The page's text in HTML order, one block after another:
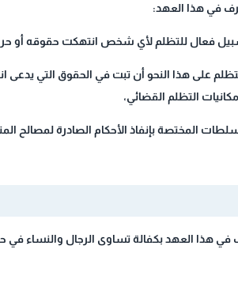
فعال للتظلم لأي شخص انتهكت حقوقه أو
على هذا النحو أن تبت في الحقوق التي يدعى
التظلم القضائي،
المختصة بإنفاذ الأحكام الصادرة لمصالح
في هذا العهد بكفالة تساوى الرجال والنساء